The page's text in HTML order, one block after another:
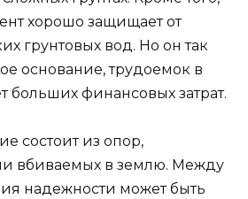
хорошо защищает от
грунтовых вод. Но он так
основание, трудоемок в
больших финансовых затрат.
состоит из опор,
вбиваемых в землю. Между
надежности может быть